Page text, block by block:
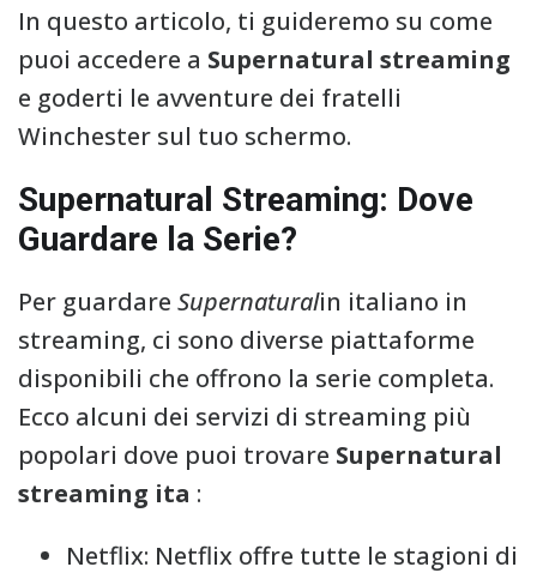
In questo articolo, ti guideremo su come
puoi accedere a Supernatural streaming
e goderti le avventure dei fratelli
Winchester sul tuo schermo.
Supernatural Streaming: Dove
Guardare la Serie?
Per guardare Supernaturalin italiano in
streaming, ci sono diverse piattaforme
disponibili che offrono la serie completa.
Ecco alcuni dei servizi di streaming più
popolari dove puoi trovare Supernatural
streaming ita :
Netflix: Netflix offre tutte le stagioni di